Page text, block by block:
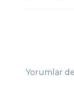
Yorumlar